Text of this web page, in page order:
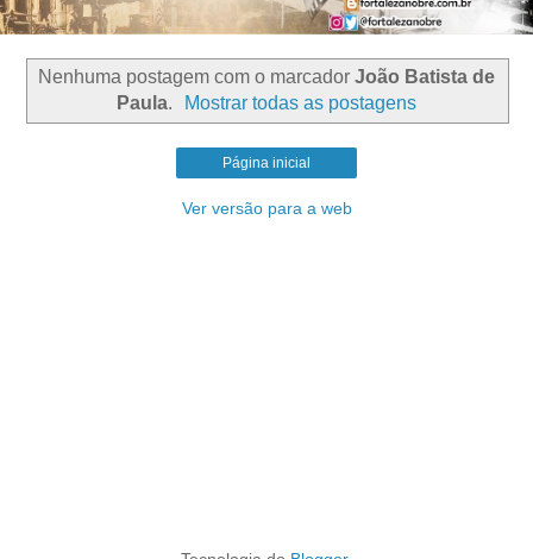
Nenhuma postagem com o marcador João Batista de
Paula. Mostrar todas as postagens
Página inicial
Ver versão para a web